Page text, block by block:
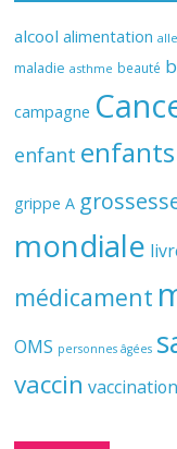
alcool alimentation
maladie asthme beauté
campagne
enfant enfants
grippe A
mondiale
médicament
OMS personnes âgées
vaccin vaccination